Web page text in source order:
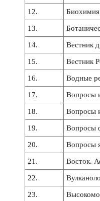
12. Биохимия
13.
14. Вестник
15. Вестник
16. Водные
17. Вопросы
18. Вопросы
19. Вопросы
20. Вопросы
21. Восток.
22.
23.